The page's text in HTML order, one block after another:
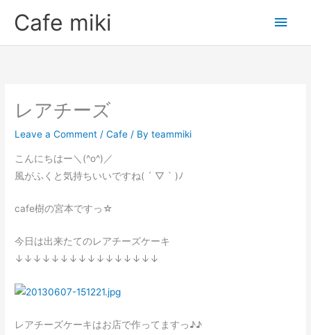
Cafe miki
Main
レアチーズ
Leave a Comment /Cafe / Byteammiki
こんにちはー＼(^o^)／
風がふくと気持ちいいですね( ´ ▽ ` )ﾉ
cafe樹の宮本ですっ☆
今日は出来たてのレアチーズケーキ
↓↓↓↓↓↓↓↓↓↓↓↓↓↓↓↓
レアチーズケーキはお店で作ってますっ♪♪